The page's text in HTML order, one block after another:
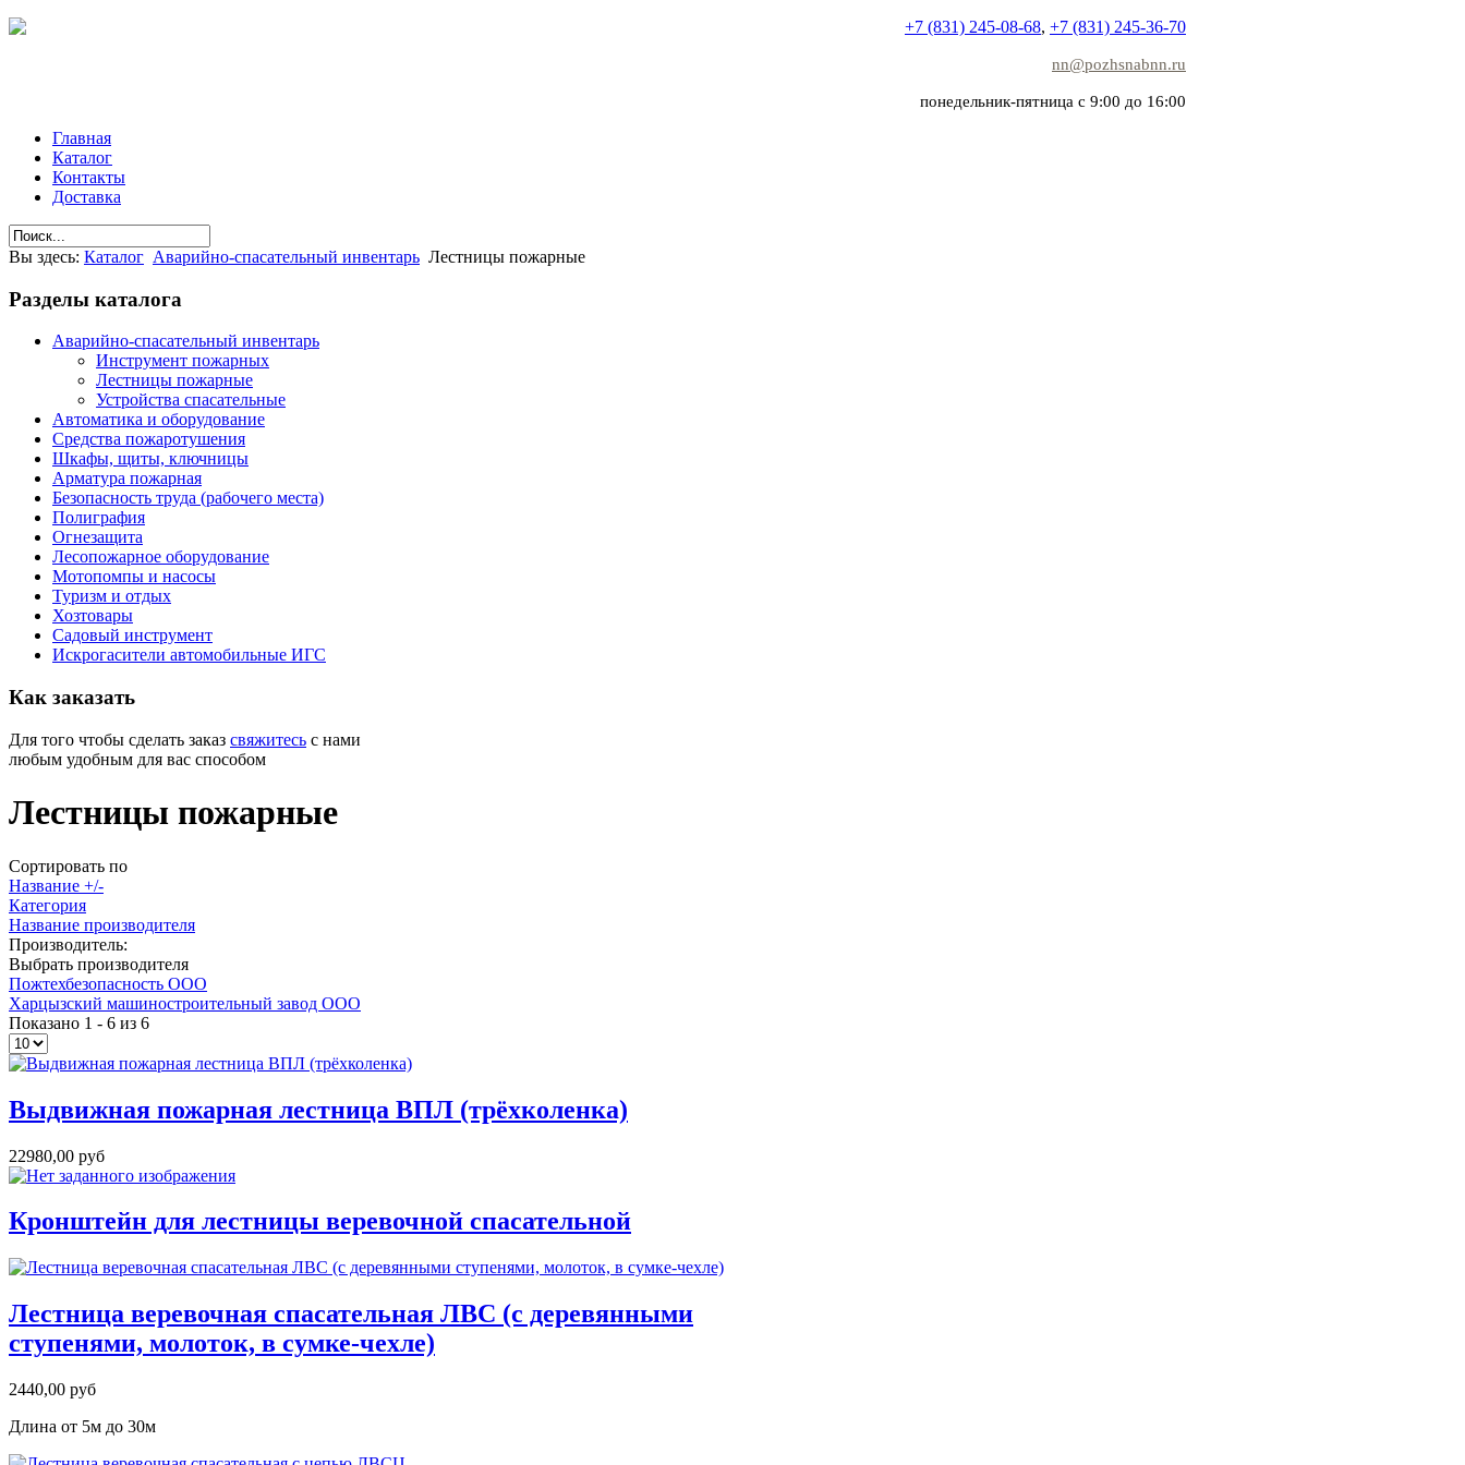
+7 (831) 245-08-68, +7 (831) 245-36-70
nn@pozhsnabnn.ru
понедельник-пятница с 9:00 до 16:00
Главная
Каталог
Контакты
Доставка
Вы здесь: Каталог Аварийно-спасательный инвентарь Лестницы пожарные
Разделы каталога
Аварийно-спасательный инвентарь
Инструмент пожарных
Лестницы пожарные
Устройства спасательные
Автоматика и оборудование
Средства пожаротушения
Шкафы, щиты, ключницы
Арматура пожарная
Безопасность труда (рабочего места)
Полиграфия
Огнезащита
Лесопожарное оборудование
Мотопомпы и насосы
Туризм и отдых
Хозтовары
Садовый инструмент
Искрогасители автомобильные ИГС
Как заказать
Для того чтобы сделать заказ свяжитесь с нами
любым удобным для вас способом
Лестницы пожарные
Сортировать по
Название +/-
Категория
Название производителя
Производитель:
Выбрать производителя
Пожтехбезопасность ООО
Харцызский машиностроительный завод ООО
Показано 1 - 6 из 6
Выдвижная пожарная лестница ВПЛ (трёхколенка)
22980,00 руб
Кронштейн для лестницы веревочной спасательной
Лестница веревочная спасательная ЛВС (с деревянными
ступенями, молоток, в сумке-чехле)
2440,00 руб
Длина от 5м до 30м